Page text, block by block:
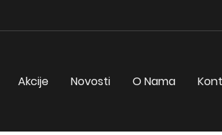
Akcije Novosti O Nama